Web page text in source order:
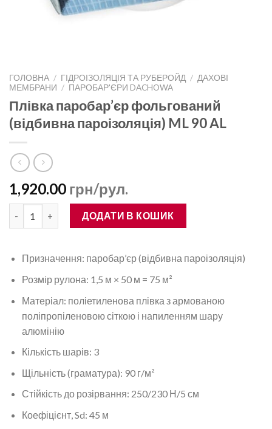
ГОЛОВНА / ГІДРОІЗОЛЯЦІЯ ТА РУБЕРОЙД / ДАХОВІ
МЕМБРАНИ / ПАРОБАР'ЄРИ DACHOWA
Плівка паробар’єр фольгований
(відбивна пароізоляція) ML 90 AL
1,920.00 грн/рул.
Плівка паробар’єр фольгований (відбивна пароізоляція) ML
ДОДАТИ В КОШИК
Призначення: паробар’єр (відбивна пароізоляція)
Розмір рулона: 1,5 м × 50 м = 75 м²
Матеріал: поліетиленова плівка з армованою
поліпропіленовою сіткою і напиленням шару
алюмінію
Кількість шарів: 3
Щільність (граматура): 90 г/м²
Стійкість до розірвання: 250/230 Н/5 см
Коефіцієнт, Sd: 45 м